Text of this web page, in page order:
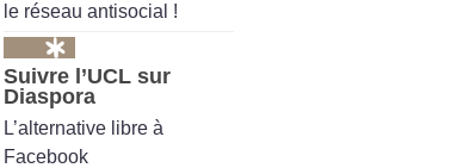
le réseau antisocial !
Suivre l’UCL sur
Diaspora
L’alternative libre à
Facebook